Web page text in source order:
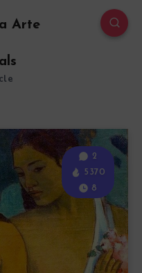
Arte
2
5370
8